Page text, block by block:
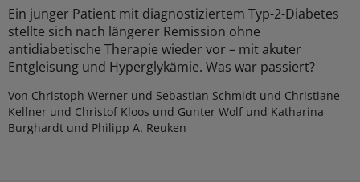
Ein junger Patient mit diagnostiziertem Typ-2-Diabetes
stellte sich nach längerer Remission ohne
antidiabetische Therapie wieder vor – mit akuter
Entgleisung und Hyperglykämie. Was war passiert?
Von Christoph Werner und Sebastian Schmidt und Christiane
Kellner und Christof Kloos und Gunter Wolf und Katharina
Burghardt und Philipp A. Reuken